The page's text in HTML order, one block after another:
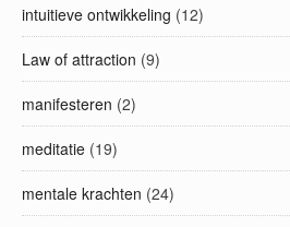
intuitieve ontwikkeling (12)
Law of attraction (9)
manifesteren (2)
meditatie (19)
mentale krachten (24)